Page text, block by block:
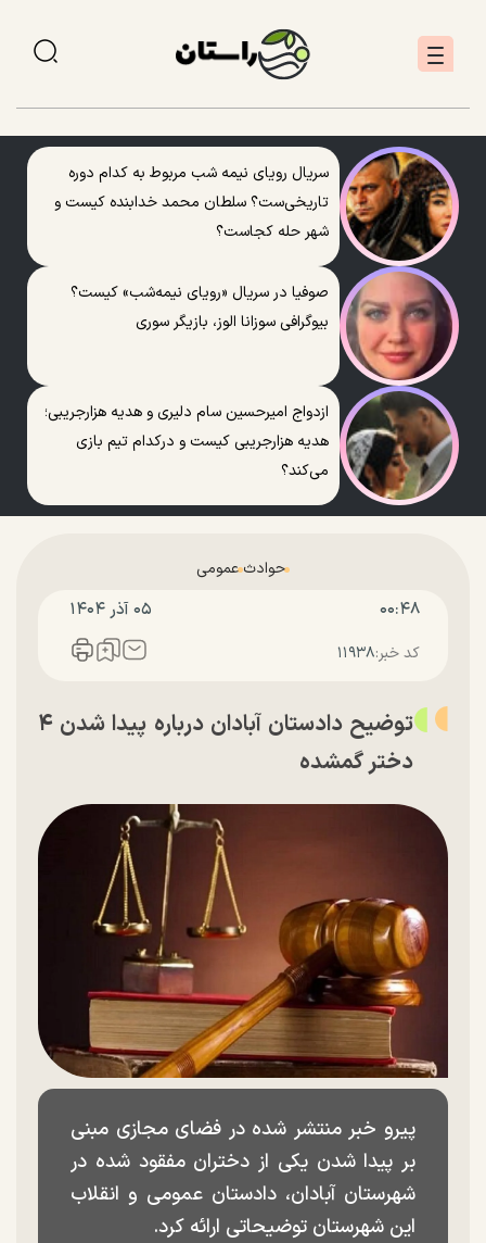
سریال رویای نیمه شب مربوط به کدام دوره
تاریخی‌ست؟ سلطان محمد خدابنده کیست و
شهر حله کجاست؟
صوفیا در سریال «رویای نیمه‌شب» کیست؟
بیوگرافی سوزانا الوز، بازیگر سوری
ازدواج امیرحسین سام دلیری و هدیه هزارجریبی؛
هدیه هزارجریبی کیست و درکدام تیم بازی
می‌کند؟
حوادث عمومی
۰۰:۴۸ ۰۵ آذر ۱۴۰۴
کد خبر:۱۱۹۳۸
توضیح دادستان آبادان درباره پیدا شدن ۴
دختر گمشده
پیرو خبر منتشر شده در فضای مجازی مبنی
بر پیدا شدن یکی از دختران مفقود شده در
شهرستان آبادان، دادستان عمومی و انقلاب
این شهرستان توضیحاتی ارائه کرد.